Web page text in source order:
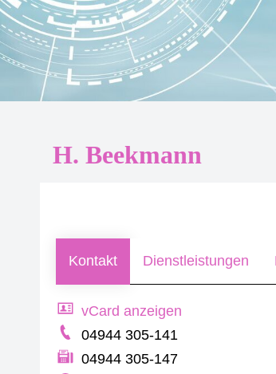
H. Beekmann
Kontakt Dienstleistungen
vCard anzeigen
04944 305-141
04944 305-147